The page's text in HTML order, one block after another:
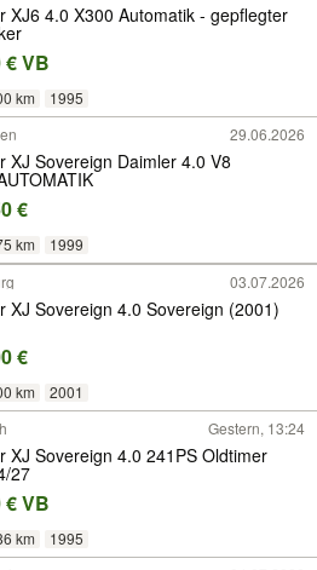
XJ6 4.0 X300 Automatik - gepflegter
€ VB
km 1995
29.06.2026
XJ Sovereign Daimler 4.0 V8
€
km 1999
03.07.2026
XJ Sovereign 4.0 Sovereign (2001)
€
km 2001
Gestern, 13:24
XJ Sovereign 4.0 241PS Oldtimer
27
€ VB
km 1995